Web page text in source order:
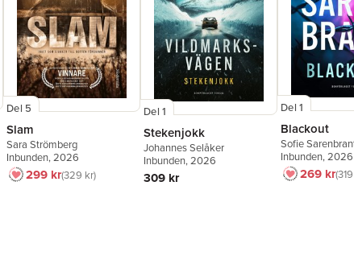
Del 5
Slam
Sara Strömberg
Inbunden, 2026
299 kr329 kr
Del 1
Stekenjokk
Johannes Selåker
Inbunden, 2026
309 kr
Del 1
Blackout
Sofie
Inbunden, 2026
269 kr